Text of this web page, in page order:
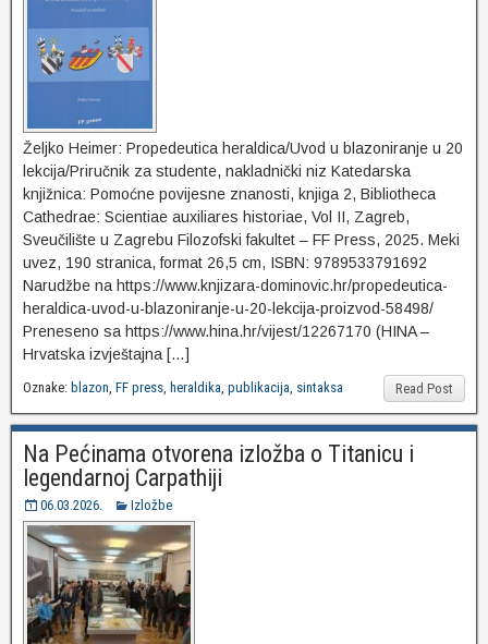
Željko Heimer: Propedeutica heraldica/Uvod u blazoniranje u 20
lekcija/Priručnik za studente, nakladnički niz Katedarska
knjižnica: Pomoćne povijesne znanosti, knjiga 2, Bibliotheca
Cathedrae: Scientiae auxiliares historiae, Vol II, Zagreb,
Sveučilište u Zagrebu Filozofski fakultet – FF Press, 2025. Meki
uvez, 190 stranica, format 26,5 cm, ISBN: 9789533791692
Narudžbe na https://www.knjizara-dominovic.hr/propedeutica-
heraldica-uvod-u-blazoniranje-u-20-lekcija-proizvod-58498/
Preneseno sa https://www.hina.hr/vijest/12267170 (HINA –
Hrvatska izvještajna […]
Read Post
Oznake: blazon, FF press, heraldika, publikacija, sintaksa
Na Pećinama otvorena izložba o Titanicu i
legendarnoj Carpathiji
06.03.2026. Izložbe